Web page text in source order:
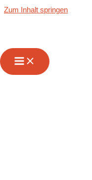
Zum Inhalt springen